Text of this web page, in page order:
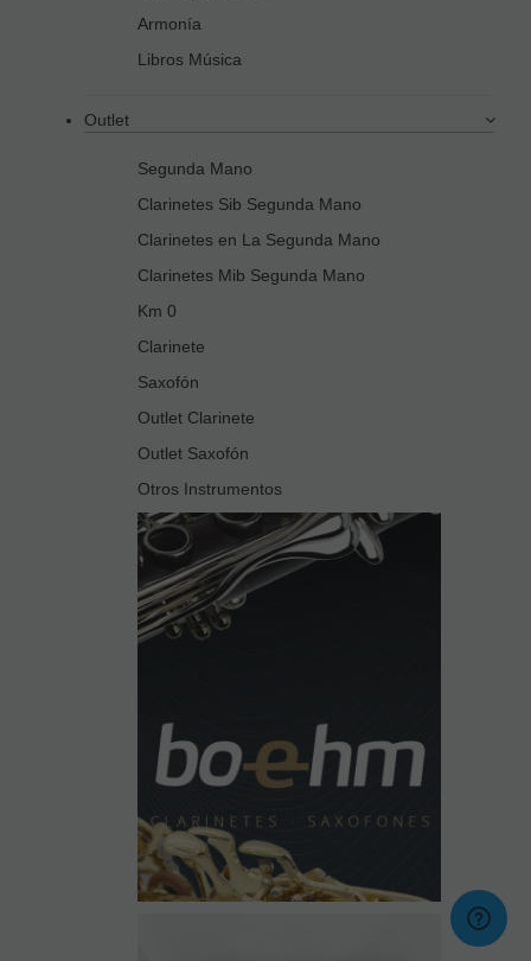
Armonía
Libros Música
Outlet
Segunda Mano
Clarinetes Sib Segunda Mano
Clarinetes en La Segunda Mano
Clarinetes Mib Segunda Mano
Km 0
Clarinete
Saxofón
Outlet Clarinete
Outlet Saxofón
Otros Instrumentos